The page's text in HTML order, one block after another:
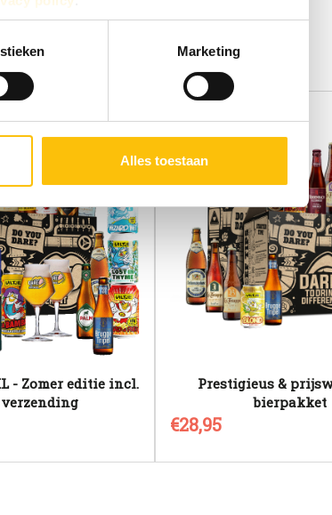
Via ‘Selectie toestaan’ kun je specifieker
of intrekken via het
cookiebeleid
Marketing
Alles toestaan
- Zomer editie incl.
Prestigieus &
bierpakket
€28,95